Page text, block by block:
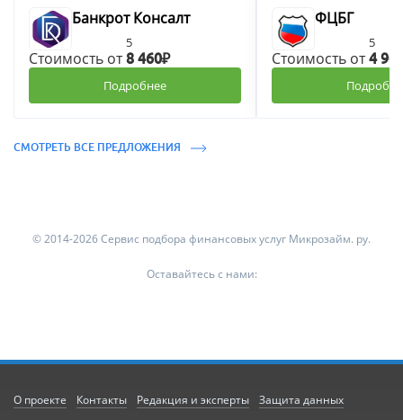
Банкрот Консалт
5
Стоимость от8 460₽
Подробнее
ФЦБГ
5
Стоимость от4
СМОТРЕТЬ ВСЕ ПРЕДЛОЖЕНИЯ
© 2014-2026 Сервис подбора финансовых услуг Микрозайм. ру.
Оставайтесь с нами:
О проекте Контакты Редакция и эксперты Защита данных